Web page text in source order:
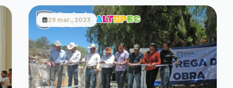
pieza única de México!
¡! #ArtesaníasDeCaltepec #FiestaDeCaltepec
#CulturaMexicana #CelebremosJuntos
#VivaMexico
29 mar., 2023